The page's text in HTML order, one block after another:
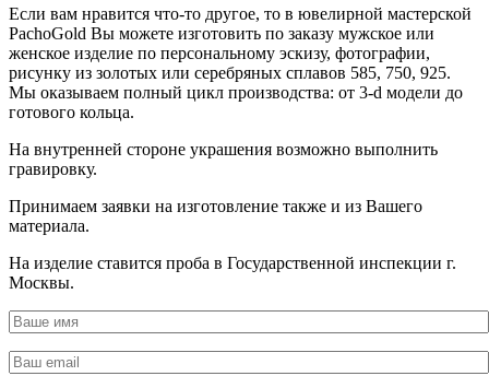
Если вам нравится что-то другое, то в ювелирной мастерской
PachoGold Вы можете изготовить по заказу мужское или
женское изделие по персональному эскизу, фотографии,
рисунку из золотых или серебряных сплавов 585, 750, 925.
Мы оказываем полный цикл производства: от 3-d модели до
готового кольца.
На внутренней стороне украшения возможно выполнить
гравировку.
Принимаем заявки на изготовление также и из Вашего
материала.
На изделие ставится проба в Государственной инспекции г.
Москвы.